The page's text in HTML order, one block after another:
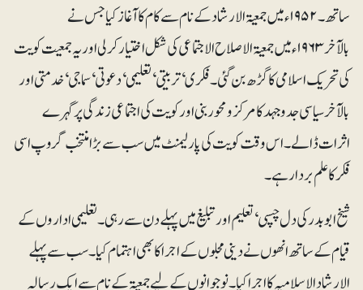
ساتھ۔ ۱۹۵۲ء میں جمعیۃ الارشاد کے نام سے کام کا آغاز کیا جس نے
بالآخر ۱۹۶۳ء میں جمعیۃ الاصلاح الاجتماعی کی شکل اختیار کرلی اور یہ جمعیت کویت
کی تحریک اسلامی کا گڑھ بن گئی۔ فکری‘ تربیتی‘ تعلیمی‘ دعوتی‘ سماجی‘ خدمتی اور
بالآخر سیاسی جدوجہد کا مرکز و محوربنی اور کویت کی اجتماعی زندگی پر گہرے
اثرات ڈالے۔ اس وقت کویت کی پارلیمنٹ میں سب سے بڑا منتخب گروپ اسی
فکر کا علم بردار ہے۔
شیخ ابوبدر کی دل چسپی‘ تعلیم اور تبلیغ میں پہلے دن سے رہی۔تعلیمی اداروں کے
قیام کے ساتھ انھوں نے دینی مجلوں کے اجرا کا بھی اہتمام کیا۔ سب سے پہلے
الارشاد الاسلامیہ کا اجرا کیا۔ نوجوانوں کے لیے جمعیۃ کے نام سے ایک رسالہ